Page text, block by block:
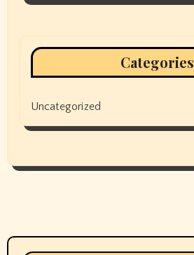
Categories
Uncategorized